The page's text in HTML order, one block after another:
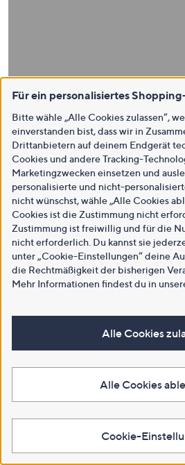
Für ein personalisiertes
Bitte wähle „Alle Cookies zulassen“,
einverstanden bist, dass wir in
Drittanbietern auf deinem Endgerät
Cookies und andere Tracking-
Marketingzwecken einsetzen und
personalisierte und nicht-
nicht wünschst, wähle „Alle Cookies
Cookies ist die Zustimmung nicht
Zustimmung ist freiwillig und für die
nicht erforderlich. Du kannst sie
unter „Cookie-Einstellungen“ deine
die Rechtmäßigkeit der bisherigen
Mehr Informationen findest du in
Alle Cookies
Alle Cookies
Cookie-